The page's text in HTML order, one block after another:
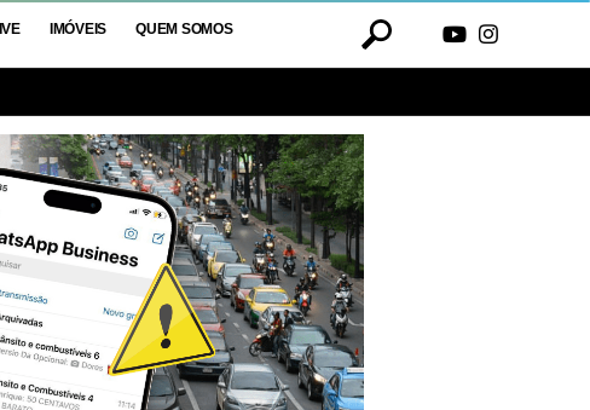
IMÓVEIS QUEM SOMOS